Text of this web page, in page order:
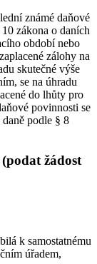
známé daňové
zákona o daních
období nebo
zálohy na
skutečné výše
se na úhradu
do lhůty pro
povinnosti se
podle § 8
žádost
k samostatnému
úřadem,